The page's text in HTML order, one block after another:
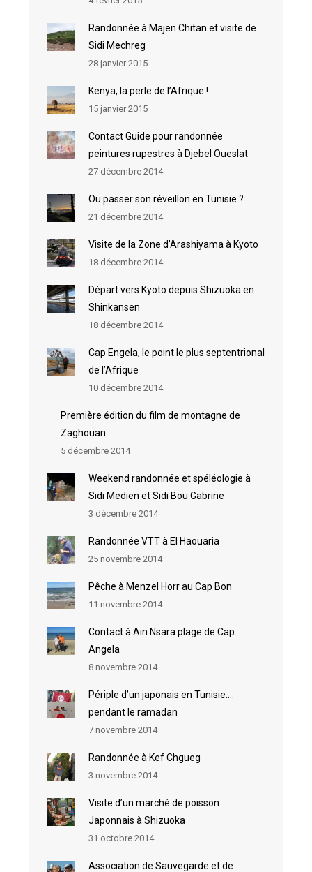
Randonnée à Majen Chitan et visite de
Sidi Mechreg
28 janvier 2015
Kenya, la perle de l’Afrique !
15 janvier 2015
Contact Guide pour randonnée
peintures rupestres à Djebel Oueslat
27 décembre 2014
Ou passer son réveillon en Tunisie ?
21 décembre 2014
Visite de la Zone d’Arashiyama à Kyoto
18 décembre 2014
Départ vers Kyoto depuis Shizuoka en
Shinkansen
18 décembre 2014
Cap Engela, le point le plus septentrional
de l’Afrique
10 décembre 2014
Première édition du film de montagne de
Zaghouan
5 décembre 2014
Weekend randonnée et spéléologie à
Sidi Medien et Sidi Bou Gabrine
3 décembre 2014
Randonnée VTT à El Haouaria
25 novembre 2014
Pêche à Menzel Horr au Cap Bon
11 novembre 2014
Contact à Ain Nsara plage de Cap
Angela
8 novembre 2014
Périple d’un japonais en Tunisie….
pendant le ramadan
7 novembre 2014
Randonnée à Kef Chgueg
3 novembre 2014
Visite d’un marché de poisson
Japonnais à Shizuoka
31 octobre 2014
Association de Sauvegarde et de